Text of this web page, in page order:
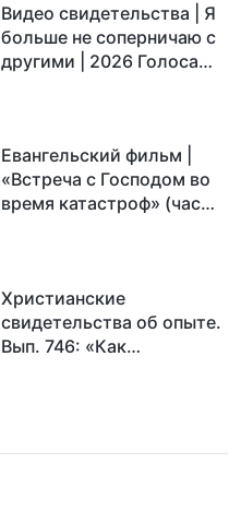
Видео свидетельства | Я
больше не соперничаю с
другими | 2026 Голоса
Евангельский фильм |
«Встреча с Господом во
время катастроф» (часть
спасение?
Христианские
свидетельства об опыте.
Вып. 746: «Как